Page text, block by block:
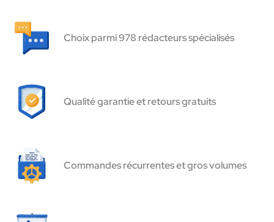
Choix parmi 978 rédacteurs spécialisés
Qualité garantie et retours gratuits
Commandes récurrentes et gros volumes